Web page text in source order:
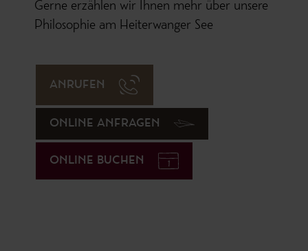
Gerne erzählen wir Ihnen mehr über unsere
Philosophie am Heiterwanger See
ANRUFEN
ONLINE ANFRAGEN
ONLINE BUCHEN